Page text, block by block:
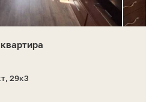
29к3